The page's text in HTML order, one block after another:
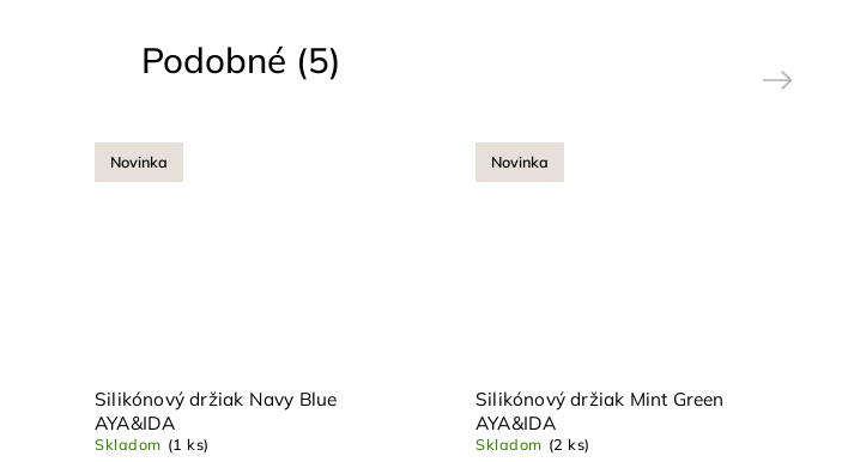
Podobné (5)
Novinka
Silikónový držiak Navy Blue
AYA&IDA
Skladom (1 ks)
Novinka
Silikónový držiak Mint Green
AYA&IDA
Skladom (2 ks)
Next